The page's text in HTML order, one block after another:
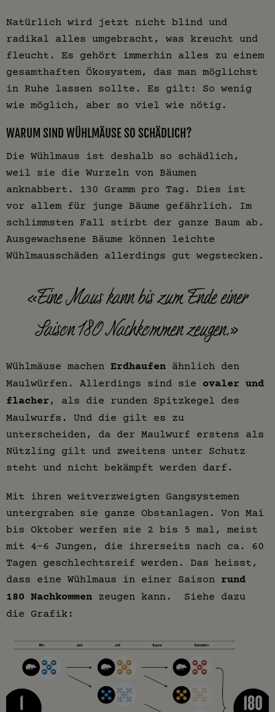
Natürlich wird jetzt nicht blind und
radikal alles umgebracht, was kreucht und
fleucht. Es gehört immerhin alles zu einem
gesamthaften Ökosystem, das man möglichst
in Ruhe lassen sollte. Es gilt: So wenig
wie möglich, aber so viel wie nötig.
WARUM SIND WÜHLMÄUSE SO SCHÄDLICH?
Die Wühlmaus ist deshalb so schädlich,
weil sie die Wurzeln von Bäumen
anknabbert. 130 Gramm pro Tag. Dies ist
vor allem für junge Bäume gefährlich. Im
schlimmsten Fall stirbt der ganze Baum ab.
Ausgewachsene Bäume können leichte
Wühlmausschäden allerdings gut wegstecken.
«Eine Maus kann bis zum Ende einer
Saison 180 Nachkommen zeugen.»
Wühlmäuse machen Erdhaufen ähnlich den
Maulwürfen. Allerdings sind sie ovaler und
flacher, als die runden Spitzkegel des
Maulwurfs. Und die gilt es zu
unterscheiden, da der Maulwurf erstens als
Nützling gilt und zweitens unter Schutz
steht und nicht bekämpft werden darf.
Mit ihren weitverzweigten Gangsystemen
untergraben sie ganze Obstanlagen. Von Mai
bis Oktober werfen sie 2 bis 5 mal, meist
mit 4-6 Jungen, die ihrerseits nach ca. 60
Tagen geschlechtsreif werden. Das heisst,
dass eine Wühlmaus in einer Saison rund
180 Nachkommen zeugen kann. Siehe dazu
die Grafik: